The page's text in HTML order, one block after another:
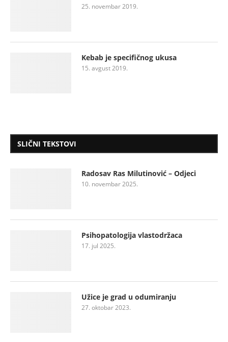
25. novembar 2019.
Kebab je specifičnog ukusa
15. avgust 2019.
SLIČNI TEKSTOVI
Radosav Ras Milutinović – Odjeci
10. novembar 2025.
Psihopatologija vlastodržaca
17. jul 2025.
Užice je grad u odumiranju
27. oktobar 2023.